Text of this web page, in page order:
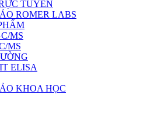
TUYẾN
ROMER LABS
MS
MS
ELISA
KHOA HỌC